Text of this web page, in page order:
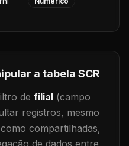
a tabela SCR
de filial (campo
registros, mesmo
compartilhadas,
de dados entre